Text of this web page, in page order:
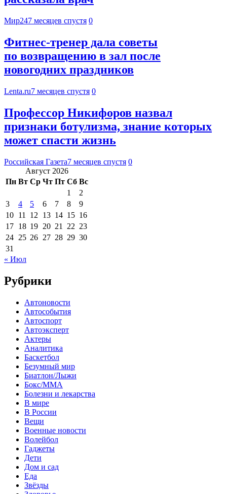
Мир247 месяцев спустя 0
Фитнес-тренер дала советы
по возвращению в зал после
новогодних праздников
Lenta.ru7 месяцев спустя 0
Профессор Никифоров назвал
признаки ботулизма, знание которых
может спасти жизнь
Российская Газета7 месяцев спустя 0
Август 2026
Пн Вт Ср Чт Пт Сб Вс
1
2
3
4 5 6 7 8
9
10 11 12 13 14 15 16
17 18 19 20 21 22 23
24 25 26 27 28 29 30
31
« Июл
Рубрики
Автоновости
Автособытия
Автоспорт
Автоэксперт
Актеры
Аналитика
Баскетбол
Безумный мир
Биатлон/Лыжи
Бокс/MMA
Болезни и лекарства
В мире
В России
Вещи
Военные новости
Волейбол
Гаджеты
Дети
Дом и сад
Еда
Звёзды